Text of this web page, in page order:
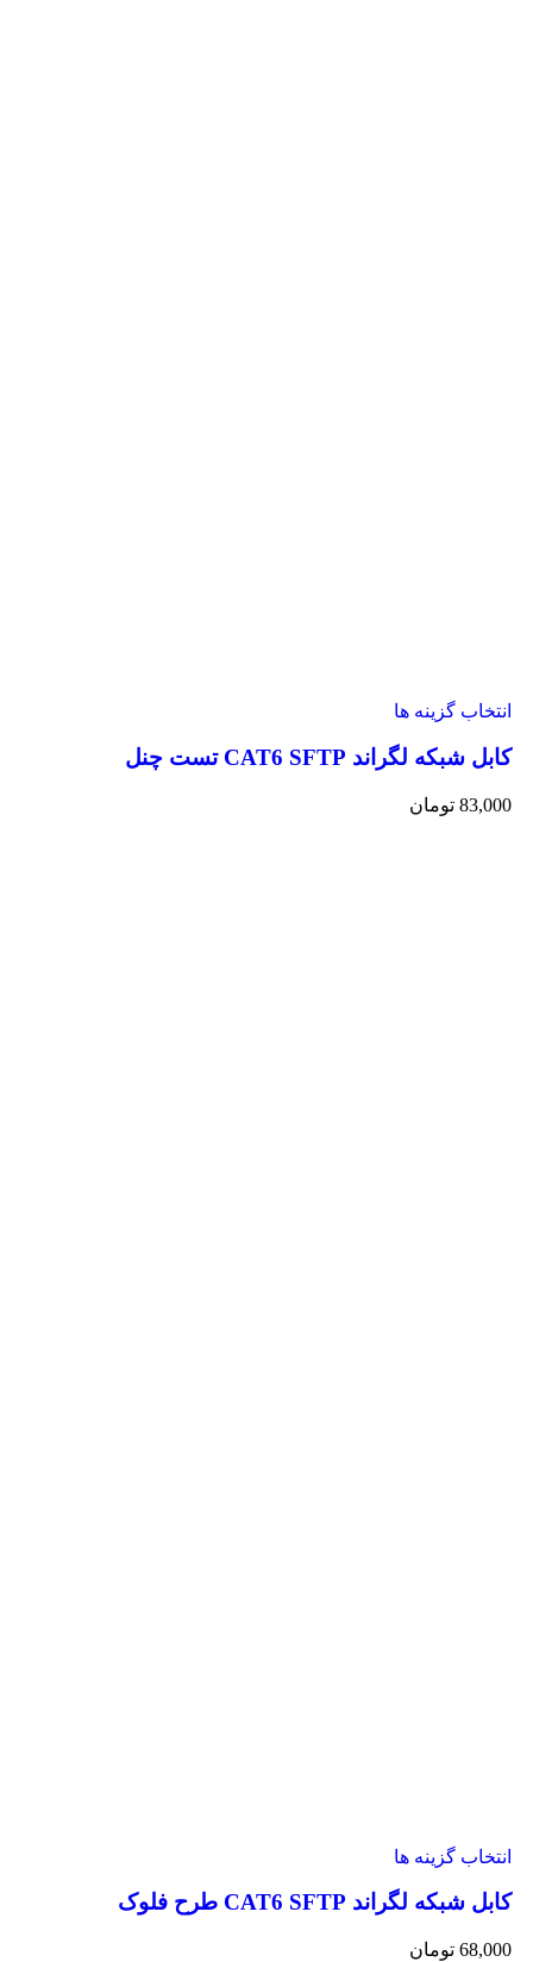
انتخاب گزینه ها
کابل شبکه لگراند CAT6 SFTP تست چنل
83,000 تومان
انتخاب گزینه ها
کابل شبکه لگراند CAT6 SFTP طرح فلوک
68,000 تومان